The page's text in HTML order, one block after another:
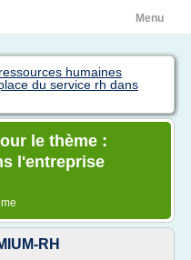
Menu
humaines
du service rh dans
le thème :
l'entreprise
RH